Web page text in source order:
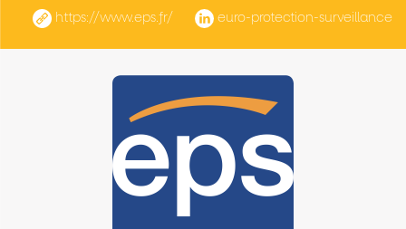
https://www.eps.fr/
euro-protection-surveillance